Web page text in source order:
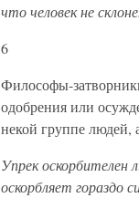
что человек не
6
Философы-
одобрения или
некой группе людей,
Упрек оскорбителен
оскорбляет гораздо